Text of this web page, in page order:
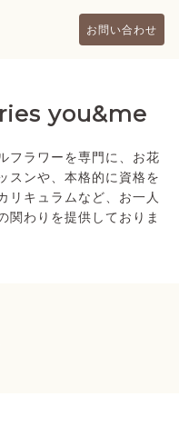
お問い合わせ
you&me
フラワーを専門に、お花
スンや、本格的に資格を
リキュラムなど、お一人
関わりを提供しておりま